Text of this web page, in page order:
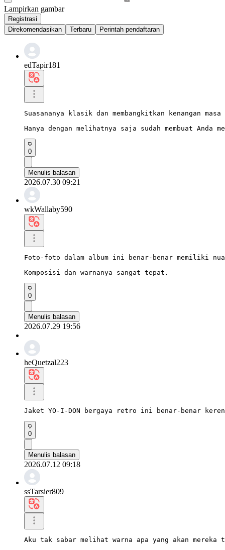
Lampirkan gambar
Registrasi
Direkomendasikan
Terbaru Perintah pendaftaran
edTapir181
Suasananya klasik dan membangkitkan kenangan
Hanya dengan melihatnya saja sudah membuat Anda
0
Menulis balasan
2026.07.30 09:21
wkWallaby590
Foto-foto dalam album ini benar-benar memiliki
Komposisi dan warnanya sangat tepat.
0
Menulis balasan
2026.07.29 19:56
heQuetzal223
Jaket YO-I-DON bergaya retro ini benar-benar keren!
0
Menulis balasan
2026.07.12 09:18
ssTarsier809
Aku tak sabar melihat warna apa yang akan